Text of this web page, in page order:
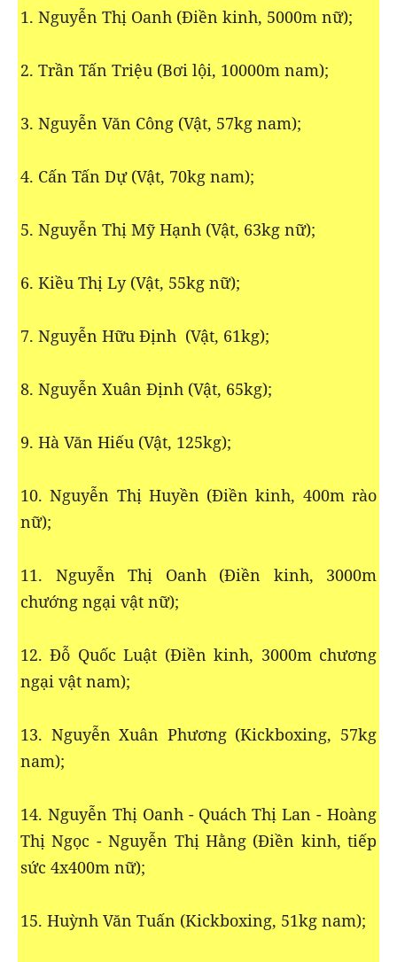
1. Nguyễn Thị Oanh (Điền kinh, 5000m nữ);
2. Trần Tấn Triệu (Bơi lội, 10000m nam);
3. Nguyễn Văn Công (Vật, 57kg nam);
4. Cấn Tấn Dự (Vật, 70kg nam);
5. Nguyễn Thị Mỹ Hạnh (Vật, 63kg nữ);
6. Kiều Thị Ly (Vật, 55kg nữ);
7. Nguyễn Hữu Định (Vật, 61kg);
8. Nguyễn Xuân Định (Vật, 65kg);
9. Hà Văn Hiếu (Vật, 125kg);
10. Nguyễn Thị Huyền (Điền kinh, 400m rào
nữ);
11. Nguyễn Thị Oanh (Điền kinh, 3000m
chướng ngại vật nữ);
12. Đỗ Quốc Luật (Điền kinh, 3000m chương
ngại vật nam);
13. Nguyễn Xuân Phương (Kickboxing, 57kg
nam);
14. Nguyễn Thị Oanh - Quách Thị Lan - Hoàng
Thị Ngọc - Nguyễn Thị Hằng (Điền kinh, tiếp
sức 4x400m nữ);
15. Huỳnh Văn Tuấn (Kickboxing, 51kg nam);